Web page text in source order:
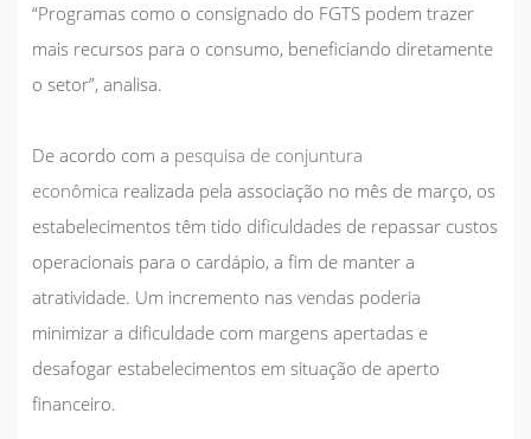
“Programas como o consignado do FGTS podem trazer
mais recursos para o consumo, beneficiando diretamente
o setor”, analisa.
De acordo com a pesquisa de conjuntura
econômica realizada pela associação no mês de março, os
estabelecimentos têm tido dificuldades de repassar custos
operacionais para o cardápio, a fim de manter a
atratividade. Um incremento nas vendas poderia
minimizar a dificuldade com margens apertadas e
desafogar estabelecimentos em situação de aperto
financeiro.